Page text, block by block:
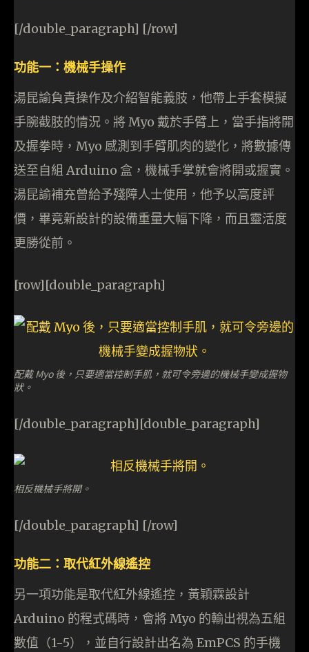
[/double_paragraph] [/row]
功能一：機械手操作
湯昆諭負責操作及介紹智能義肢，他帶上手套模擬
手腕截肢的情況。將 Myo 戴於手臂上，當手指將開
及握拳時，Myo 感測到手臂肌肉的變化，將數據傳
送至自組 Arduino 盒，機械手掌就會將開或握實。
湯昆諭補充曾給予殘障人士使用，他予以高度評
價，畢竟新設計的設備重量大幅下降，而且靈活度
更勝從前。
[row][double_paragraph]
配戴 Myo 後，只要適當控制手肌，就可令旁邊的機械手變成握物
狀。
[/double_paragraph][double_paragraph]
相反機械手將開。
[/double_paragraph] [/row]
功能二：取代紅外線遙控
另一項功能是取代紅外線遙控，黃穎霖設計
Arduino 的程式碼時，會將 Myo 的輸出視為五組
數值（1-5），並自行設計出名為 EmPCS 的手機